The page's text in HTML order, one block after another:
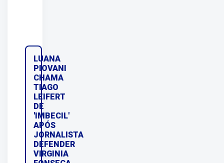
LUANA
PIOVANI
CHAMA
TIAGO
LEIFERT
DE
'IMBECIL'
APÓS
JORNALISTA
DEFENDER
VIRGINIA